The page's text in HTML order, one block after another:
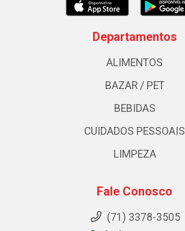
Departamentos
ALIMENTOS
BAZAR / PET
BEBIDAS
CUIDADOS PESSOAIS
LIMPEZA
Fale Conosco
(71) 3378-3505